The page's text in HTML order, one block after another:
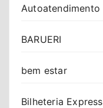
Autoatendimento
BARUERI
bem estar
Bilheteria Express